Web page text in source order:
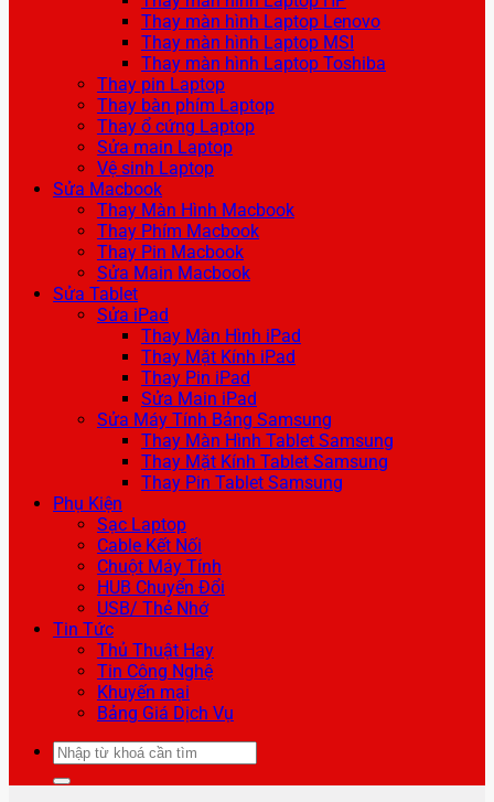
Thay màn hình Laptop Lenovo
Thay màn hình Laptop MSI
Thay màn hình Laptop Toshiba
Thay pin Laptop
Thay bàn phím Laptop
Thay ổ cứng Laptop
Sửa main Laptop
Vệ sinh Laptop
Sửa Macbook
Thay Màn Hình Macbook
Thay Phím Macbook
Thay Pin Macbook
Sửa Main Macbook
Sửa Tablet
Sửa iPad
Thay Màn Hình iPad
Thay Mặt Kính iPad
Thay Pin iPad
Sửa Main iPad
Sửa Máy Tính Bảng Samsung
Thay Màn Hình Tablet Samsung
Thay Mặt Kính Tablet Samsung
Thay Pin Tablet Samsung
Phụ Kiện
Sạc Laptop
Cable Kết Nối
Chuột Máy Tính
HUB Chuyển Đổi
USB/ Thẻ Nhớ
Tin Tức
Thủ Thuật Hay
Tin Công Nghệ
Khuyến mại
Bảng Giá Dịch Vụ
Tìm
kiếm: